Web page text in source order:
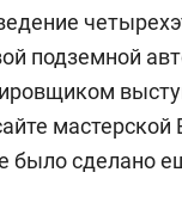
подземной
было сделано